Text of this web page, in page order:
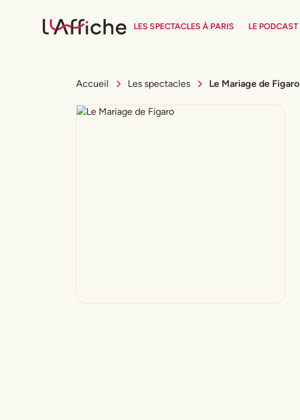
LES SPECTACLES À PARIS LE PODCAST
Accueil Les spectacles Le Mariage de Figaro